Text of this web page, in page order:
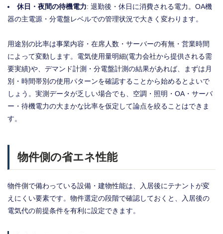
休日・夜間の待機電力: 退勤後・休日に消費される電力。OA機
器の主電源・分電盤レベルでの管理状況で大きく変わります。
用途別の比率は事業内容・在席人数・サーバーの有無・営業時間
によって変動します。電気使用量明細(電力会社から提供される需
要実績)や、デマンド計測・分電盤計測の結果があれば、まずは月
別・時間帯別の使用パターンを確認することから始めるとよいで
しょう。実測データが乏しい場合でも、空調・照明・OA・サーバ
ー・待機電力の大まかな比率を仮定して論点を絞ることはできま
す。
物件側の省エネ性能
物件側で備わっている設備・建物性能は、入居後にテナントが変
えにくい要素です。物件選定の段階で確認しておくと、入居後の
電気代の前提条件を有利に設定できます。